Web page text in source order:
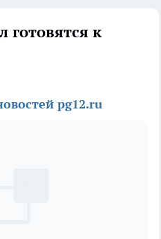
к
pg12.ru